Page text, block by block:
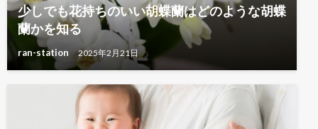
少しでも花持ちのいい胡蝶蘭はどのような胡蝶
蘭かを知る
ran-station 2025年2月21日